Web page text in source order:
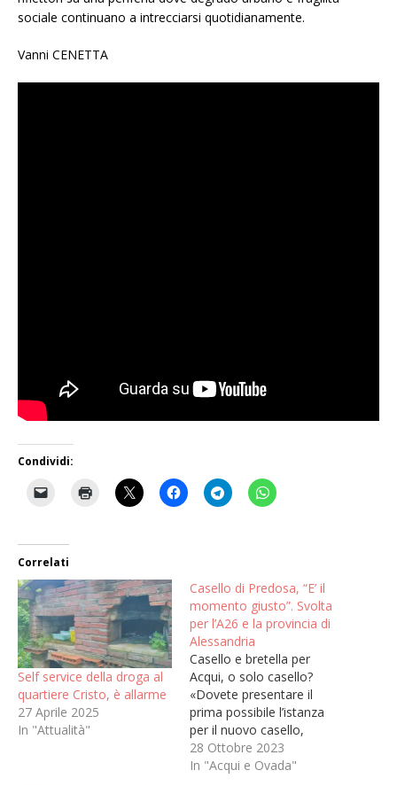
sociale continuano a intrecciarsi quotidianamente.
Vanni CENETTA
Condividi:
Correlati
Self service della droga al
quartiere Cristo, è allarme
27 Aprile 2025
In "Attualità"
Casello di Predosa, “E’ il
momento giusto”. Svolta
per l’A26 e la provincia di
Alessandria
Casello e bretella per
Acqui, o solo casello?
«Dovete presentare il
prima possibile l’istanza
per il nuovo casello,
completata dagli studi e
dalle analisi che avete
28 Ottobre 2023
In "Acqui e Ovada"